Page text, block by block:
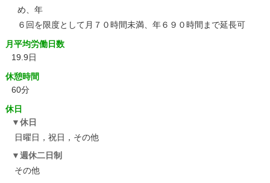
め、年
６回を限度として月７０時間未満、年６９０時間まで延長可
月平均労働日数
19.9日
休憩時間
60分
休日
休日
日曜日，祝日，その他
週休二日制
その他